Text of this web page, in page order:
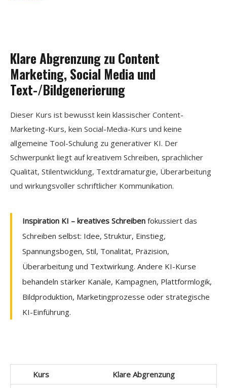
Klare Abgrenzung zu Content
Marketing, Social Media und
Text-/Bildgenerierung
Dieser Kurs ist bewusst kein klassischer Content-
Marketing-Kurs, kein Social-Media-Kurs und keine
allgemeine Tool-Schulung zu generativer KI. Der
Schwerpunkt liegt auf kreativem Schreiben, sprachlicher
Qualität, Stilentwicklung, Textdramaturgie, Überarbeitung
und wirkungsvoller schriftlicher Kommunikation.
Inspiration KI – kreatives Schreiben fokussiert das
Schreiben selbst: Idee, Struktur, Einstieg,
Spannungsbogen, Stil, Tonalität, Präzision,
Überarbeitung und Textwirkung. Andere KI-Kurse
behandeln stärker Kanäle, Kampagnen, Plattformlogik,
Bildproduktion, Marketingprozesse oder strategische
KI-Einführung.
Kurs Klare Abgrenzung